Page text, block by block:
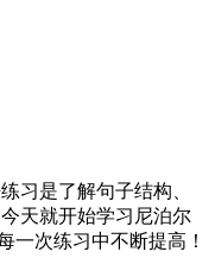
习是了解句子结构、
天就开始学习尼泊尔
一次练习中不断提高！